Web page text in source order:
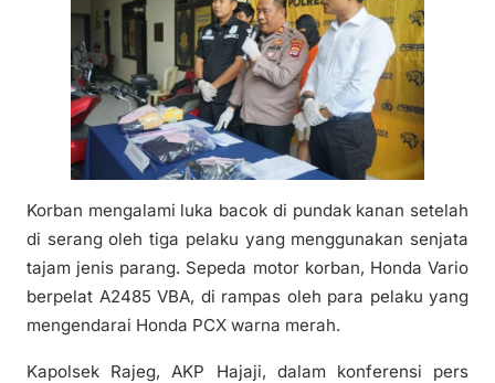
Korban mengalami luka bacok di pundak kanan setelah
di serang oleh tiga pelaku yang menggunakan senjata
tajam jenis parang. Sepeda motor korban, Honda Vario
berpelat A2485 VBA, di rampas oleh para pelaku yang
mengendarai Honda PCX warna merah.
Kapolsek Rajeg, AKP Hajaji, dalam konferensi pers